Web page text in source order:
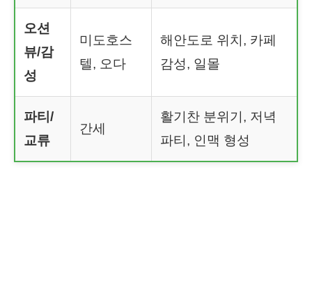
오션
뷰/감
성
미도호스
텔, 오다
해안도로 위치, 카페
감성, 일몰
파티/
교류
간세
활기찬 분위기, 저녁
파티, 인맥 형성